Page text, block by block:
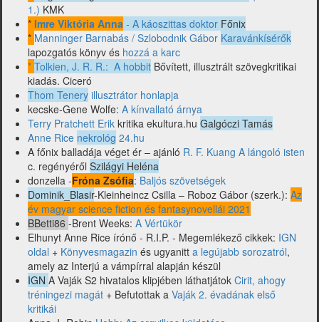
1.) KMK
* Imre Viktória Anna - A káoszittas doktor Főnix
* Manninger Barnabás / Szlobodnik Gábor Karavánkísérők
lapozgatós könyv és hozzá a karc
* Tolkien, J. R. R.: A hobbit Bővített, illusztrált szövegkritikai
kiadás. Ciceró
Thom Tenery illusztrátor honlapja
kecske-Gene Wolfe: A kínvallató árnya
Terry Pratchett Erik kritika ekultura.hu Galgóczi Tamás
Anne Rice nekrológ 24.hu
A főnix balladája véget ér – ajánló R. F. Kuang A lángoló isten
c. regényéről Szilágyi Heléna
donzella -Fróna Zsófia: Baljós szövetségek
Dominik_Blasir-Kleinheincz Csilla – Roboz Gábor (szerk.): Az
év magyar science fiction és fantasynovellái 2021
BBetti86 -Brent Weeks: A Vértükör
Elhunyt Anne Rice írónő - R.I.P. - Megemlékező cikkek: IGN
oldal + Könyvesmagazin és ugyanitt a legújabb sorozatról,
amely az Interjú a vámpírral alapján készül
IGN A Vaják S2 hivatalos klipjében láthatjátok Cirit, ahogy
tréningezi magát + Befutottak a Vaják 2. évadának első
kritikái